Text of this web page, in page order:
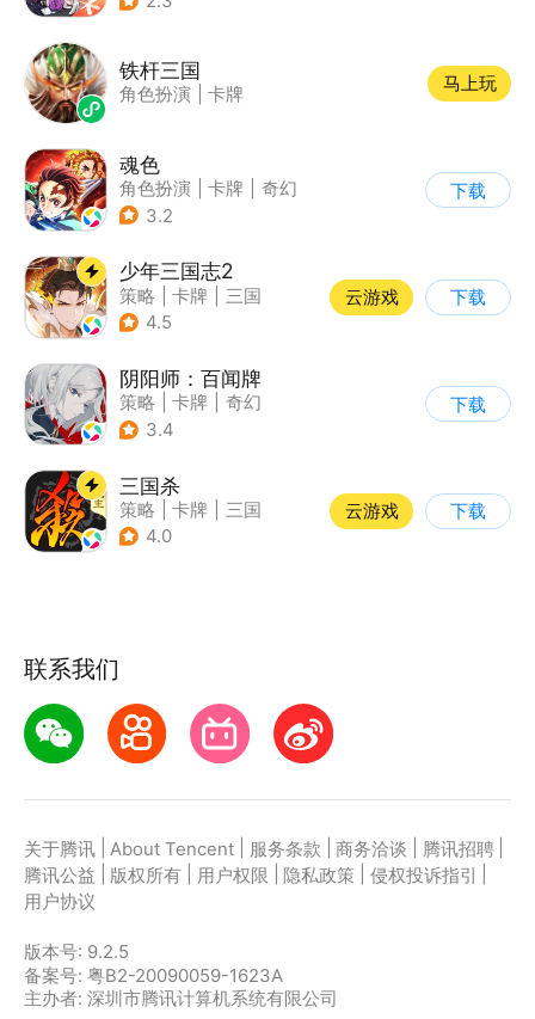
铁杆三国
角色扮演 卡牌
马上玩
魂色
角色扮演 卡牌
奇幻
| 动漫
3.2
下载
少年三国志2
策略 卡牌
三国
| 少年三国志
4.5
云游戏 下载
阴阳师：百闻牌
策略 卡牌
奇幻
| 阴阳师
3.4
下载
三国杀
策略 卡牌
三国
| 三国杀
4.0
云游戏 下载
联系我们
关于腾讯 About Tencent 服务条款 商务洽谈 腾讯招聘
腾讯公益
版权所有 用户权限 隐私政策 侵权投诉指引
用户协议
版本号: 9.2.5
备案号: 粤B2-20090059-1623A
主办者: 深圳市腾讯计算机系统有限公司